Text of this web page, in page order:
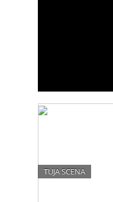
TUJA SCENA